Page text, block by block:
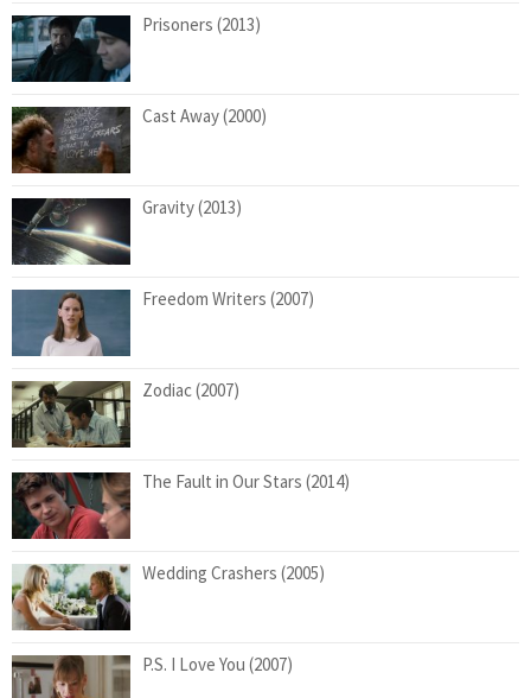
Prisoners (2013)
Cast Away (2000)
Gravity (2013)
Freedom Writers (2007)
Zodiac (2007)
The Fault in Our Stars (2014)
Wedding Crashers (2005)
P.S. I Love You (2007)